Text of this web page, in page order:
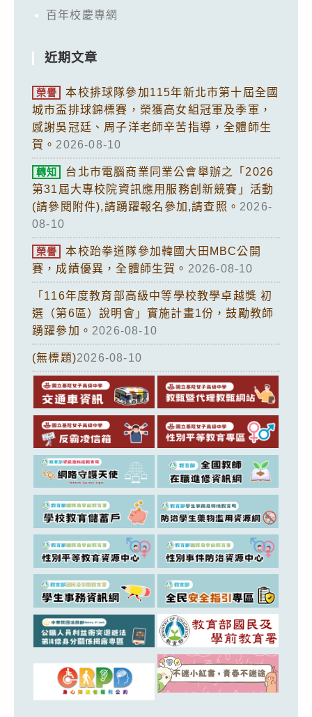
百年校慶專網
近期文章
榮譽
本校排球隊參加115年新北市第十屆全國
城市盃排球錦標賽，榮獲高女組冠軍及季軍，
感謝吳冠廷、周子洋老師辛苦指導，全體師生
賀。 2026-08-10
轉知
台北市電腦商業同業公會舉辦之「2026
第31屆大專校院資訊應用服務創新競賽」活動
(請參閱附件),請踴躍報名參加,請查照。 2026-
08-10
榮譽
本校跆拳道隊參加韓國大田MBC公開
賽，成績優異，全體師生賀。 2026-08-10
「116年度教育部高級中等學校教學卓越獎 初
選（第6區）說明會」實施計畫1份，鼓勵教師
踴躍參加。 2026-08-10
(無標題)2026-08-10